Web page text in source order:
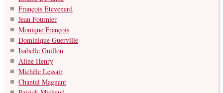
François Etevenard
Jean Fournier
Monique François
Dominique Guerville
Isabelle Guillon
Aline Henry
Michèle Lessair
Chantal Magnant